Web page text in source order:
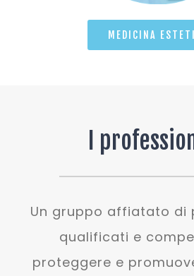
MEDICINA
I
Un gruppo affiatato di
qualificati e
proteggere e